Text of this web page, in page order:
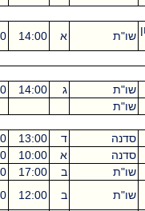
שו"ת א 14:00
שו"ת ג 14:00
שו"ת
סדנה ד 13:00
סדנה
א 10:00
שו"ת
ב 17:00
שו"ת
ב 12:00